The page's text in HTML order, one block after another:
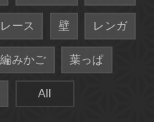
レース 壁 レンガ
編みかご 葉っぱ
All